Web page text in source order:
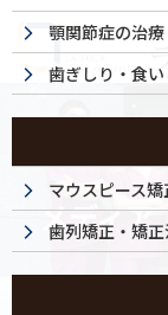
コ
テ
移
ナ
ゲ
ン
移
メディア
顎関節症の治療
歯ぎしり・食
マウスピース矯
歯列矯正・矯